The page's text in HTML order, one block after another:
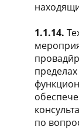
1.1.14.
по